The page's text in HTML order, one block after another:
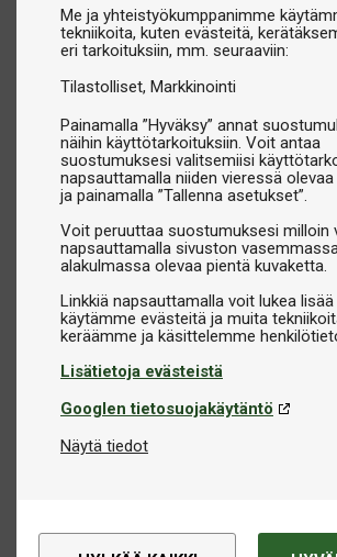
Me ja yhteistyökumppanimme
tekniikoita, kuten evästeitä,
eri tarkoituksiin, mm. seuraaviin:
Tilastolliset Markkinointi
Painamalla ”Hyväksy” annat
näihin käyttötarkoituksiin. Voit antaa
suostumuksesi valitsemiisi
napsauttamalla niiden vieressä
ja painamalla ”Tallenna asetukset”.
Voit peruuttaa suostumuksesi milloin
napsauttamalla sivuston
alakulmassa olevaa pientä kuvaketta.
Linkkiä napsauttamalla voit lukea
käytämme evästeitä ja muita
Lisätietoja evästeistä
Googlen tietosuojakäytäntö
Näytä tiedot